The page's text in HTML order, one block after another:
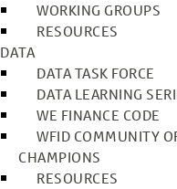
WORKING GROUPS
RESOURCES
DATA
DATA TASK FORCE
DATA LEARNING
WE FINANCE CODE
WFID COMMUNITY
CHAMPIONS
RESOURCES